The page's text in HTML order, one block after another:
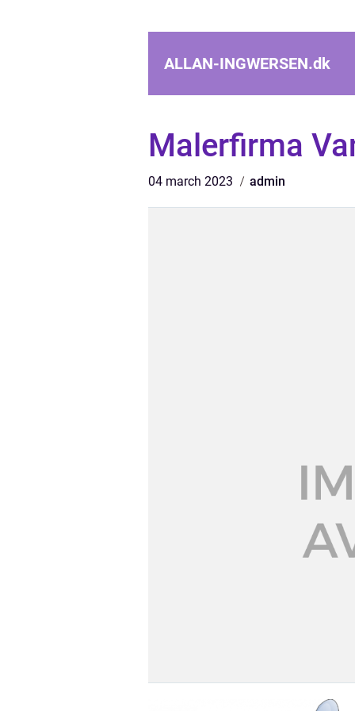
ALLAN-INGWERSEN.dk
Malerfirma
04 march 2023 admin